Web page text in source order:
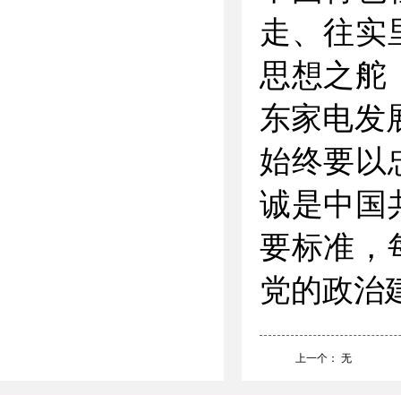
走、往实
思想之舵
东家电发
始终要以
诚是中国
要标准，
党的政治
上一个： 无